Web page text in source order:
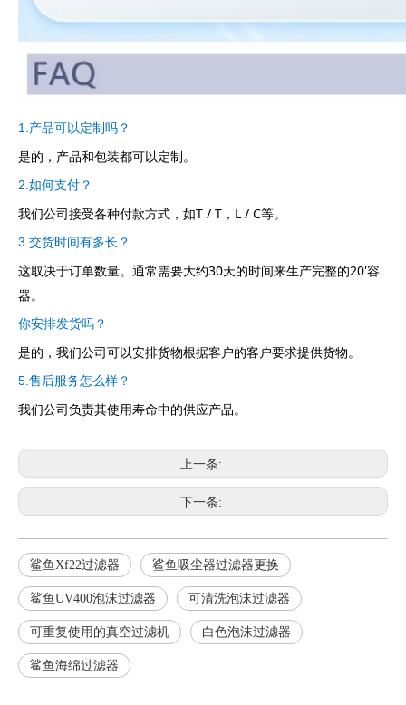
1.产品可以定制吗？
是的，产品和包装都可以定制。
2.如何支付？
我们公司接受各种付款方式，如T / T，L / C等。
3.交货时间有多长？
这取决于订单数量。通常需要大约30天的时间来生产完整的20'容
器。
你安排发货吗？
是的，我们公司可以安排货物根据客户的客户要求提供货物。
5.售后服务怎么样？
我们公司负责其使用寿命中的供应产品。
上一条:
下一条:
鲨鱼Xf22过滤器 鲨鱼吸尘器过滤器更换
鲨鱼UV400泡沫过滤器 可清洗泡沫过滤器
可重复使用的真空过滤机 白色泡沫过滤器
鲨鱼海绵过滤器